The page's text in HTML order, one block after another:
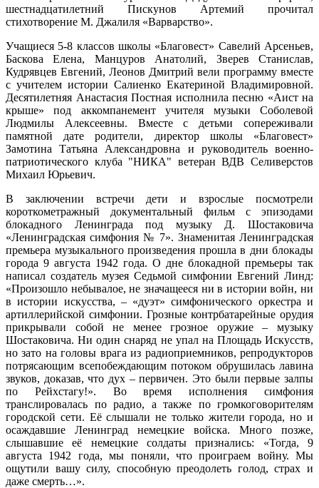
шестнадцатилетний Пискунов Артемий прочитал
стихотворение М. Джалиля «Варварство».
Учащиеся 5-8 классов школы «Благовест» Савелий Арсеньев,
Баскова Елена, Манцуров Анатолий, Зверев Станислав,
Кудрявцев Евгений, Леонов Дмитрий вели программу вместе
с учителем истории Салиенко Екатериной Владимировной.
Десятилетняя Анастасия Постная исполнила песню «Аист на
крыше» под аккомпанемент учителя музыки Соболевой
Людмилы Алексеевны. Вместе с детьми сопереживали
памятной дате родители, директор школы «Благовест»
Замотина Татьяна Александровна и руководитель военно-
патриотического клуба "НИКА" ветеран ВДВ Селиверстов
Михаил Юрьевич.
В заключении встречи дети и взрослые посмотрели
короткометражный документальный фильм с эпизодами
блокадного Ленинграда под музыку Д. Шостаковича
«Ленинградская симфония № 7». Знаменитая Ленинградская
премьера музыкального произведения прошла в дни блокады
города 9 августа 1942 года. О дне блокадной премьеры так
написал создатель музея Седьмой симфонии Евгений Линд:
«Произошло небывалое, не значащееся ни в истории войн, ни
в истории искусства, – «дуэт» симфонического оркестра и
артиллерийской симфонии. Грозные контрбатарейные орудия
прикрывали собой не менее грозное оружие – музыку
Шостаковича. Ни один снаряд не упал на Площадь Искусств,
но зато на головы врага из радиоприемников, репродукторов
потрясающим всепобеждающим потоком обрушилась лавина
звуков, доказав, что дух – первичен. Это были первые залпы
по Рейхстагу!». Во время исполнения симфония
транслировалась по радио, а также по громкоговорителям
городской сети. Её слышали не только жители города, но и
осаждавшие Ленинград немецкие войска. Много позже,
слышавшие её немецкие солдаты признались: «Тогда, 9
августа 1942 года, мы поняли, что проиграем войну. Мы
ощутили вашу силу, способную преодолеть голод, страх и
даже смерть…».